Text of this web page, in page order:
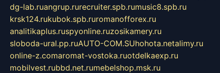
dg-lab.ruangrup.rurecruiter.spb.rumusic8.spb.ru
krsk124.rukubok.spb.ruromanofforex.ru
analitikaplus.ruspyonline.ruzosikamery.ru
sloboda-ural.pp.ruAUTO-COM.SUhohota.netalimy.ru
online-z.comaromat-vostoka.ruotdelkaexp.ru
mobilvest.rubbd.net.rumebelshop.msk.ru